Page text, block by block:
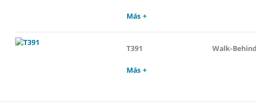
Más +
T391 Walk-
Más +